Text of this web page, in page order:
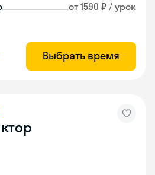
от 1590 ₽ / урок
Выбрать время